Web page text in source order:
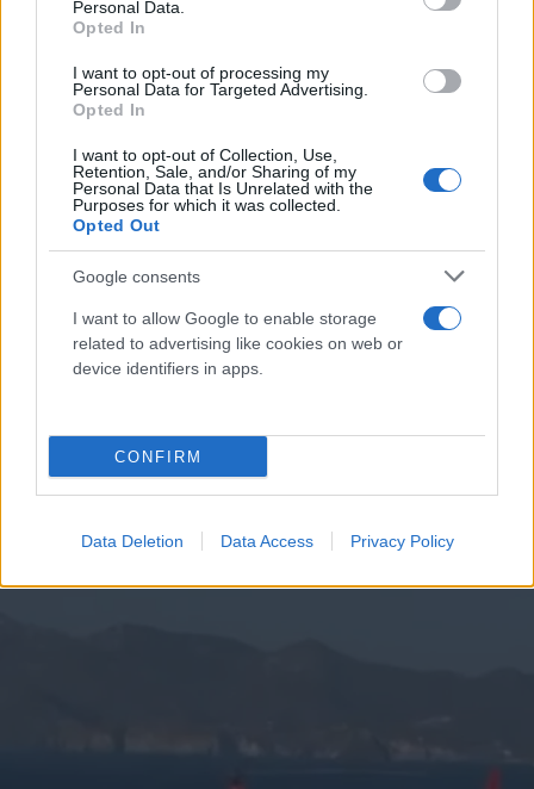
Personal Data.
Opted In
I want to opt-out of processing my
Personal Data for Targeted Advertising.
Opted In
I want to opt-out of Collection, Use,
Retention, Sale, and/or Sharing of my
Personal Data that Is Unrelated with the
Purposes for which it was collected.
Opted Out
Google consents
I want to allow Google to enable storage
related to advertising like cookies on web or
device identifiers in apps.
CONFIRM
Data Deletion Data Access Privacy Policy
FLASH FOCUS